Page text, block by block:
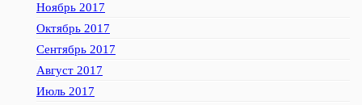
Ноябрь 2017
Октябрь 2017
Сентябрь 2017
Август 2017
Июль 2017